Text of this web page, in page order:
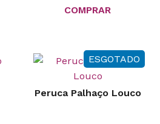
COMPRAR
ESGOTADO
Peruca Palhaço Louco